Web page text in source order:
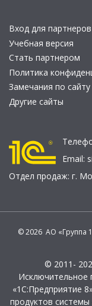
Вход для
Учебная версия
Стать партнером
Политика
Замечания по сайту
Другие сайты
Email:
Отдел продаж: г.
© 2026 АО «Группа
© 2011-
Исключительное
«1С:Предприятие
продуктов